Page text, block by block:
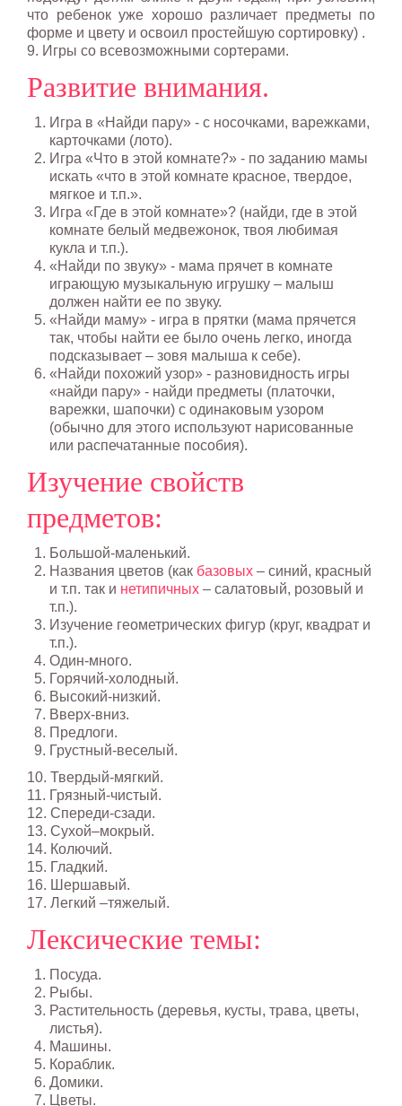
что ребенок уже хорошо различает предметы по
форме и цвету и освоил простейшую сортировку) .
9. Игры со всевозможными сортерами.
Развитие внимания.
Игра в «Найди пару» - с носочками, варежками,
карточками (лото).
Игра «Что в этой комнате?» - по заданию мамы
искать «что в этой комнате красное, твердое,
мягкое и т.п.».
Игра «Где в этой комнате»? (найди, где в этой
комнате белый медвежонок, твоя любимая
кукла и т.п.).
«Найди по звуку» - мама прячет в комнате
играющую музыкальную игрушку – малыш
должен найти ее по звуку.
«Найди маму» - игра в прятки (мама прячется
так, чтобы найти ее было очень легко, иногда
подсказывает – зовя малыша к себе).
«Найди похожий узор» - разновидность игры
«найди пару» - найди предметы (платочки,
варежки, шапочки) с одинаковым узором
(обычно для этого используют нарисованные
или распечатанные пособия).
Изучение свойств
предметов:
Большой-маленький.
Названия цветов (как базовых – синий, красный
и т.п. так и нетипичных – салатовый, розовый и
т.п.).
Изучение геометрических фигур (круг, квадрат и
т.п.).
Один-много.
Горячий-холодный.
Высокий-низкий.
Вверх-вниз.
Предлоги.
Грустный-веселый.
10. Твердый-мягкий.
11. Грязный-чистый.
12. Спереди-сзади.
13. Сухой–мокрый.
14. Колючий.
15. Гладкий.
16. Шершавый.
17. Легкий –тяжелый.
Лексические темы:
Посуда.
Рыбы.
Растительность (деревья, кусты, трава, цветы,
листья).
Машины.
Кораблик.
Домики.
Цветы.